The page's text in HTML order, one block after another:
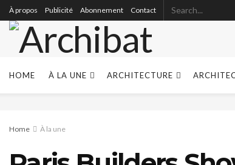
À propos Publicité Abonnement Contact
HOME À LA UNE ARCHITECTURE
Home À la une